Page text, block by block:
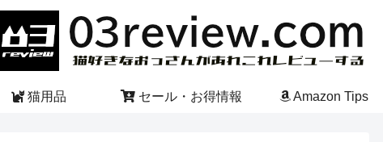
猫用品 セール・お得情報 Amazon Tips